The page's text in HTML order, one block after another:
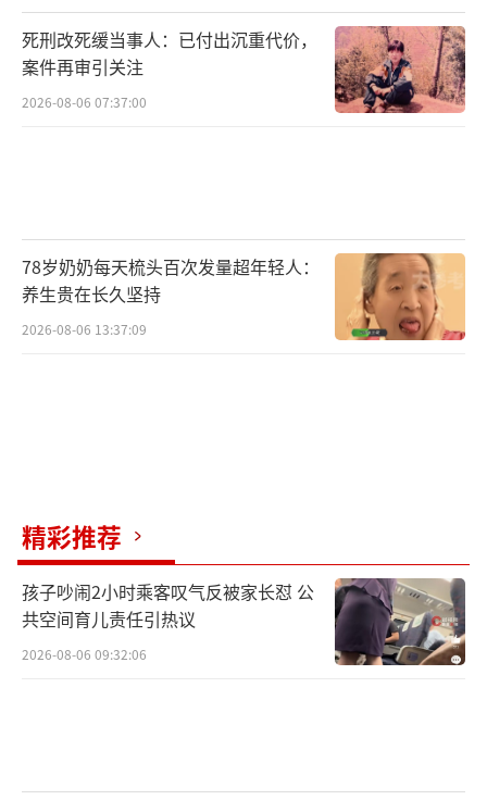
死刑改死缓当事人：已付出沉重代价，
案件再审引关注
2026-08-06 07:37:00
78岁奶奶每天梳头百次发量超年轻人：
养生贵在长久坚持
2026-08-06 13:37:09
精彩推荐
孩子吵闹2小时乘客叹气反被家长怼 公
共空间育儿责任引热议
2026-08-06 09:32:06